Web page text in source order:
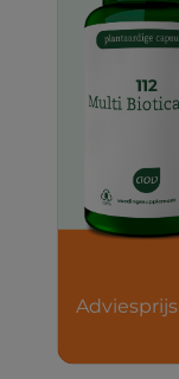
Adviesprijs